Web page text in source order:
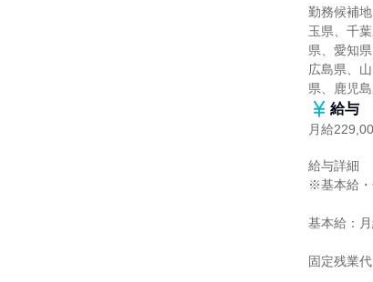
勤務候補
玉県、千
県、愛知
広島県、
県、鹿児
給与
月給
給与詳細
※基本給
基本給：
固定残業